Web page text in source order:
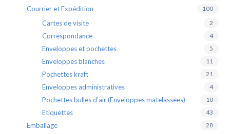
Courrier et Expédition 100
Cartes de visite 2
Correspondance 4
Enveloppes et pochettes 5
Enveloppes blanches 11
Pochettes kraft 21
Enveloppes administratives 4
Pochettes bulles d'air (Enveloppes matelassees) 10
Etiquettes 43
Emballage 28